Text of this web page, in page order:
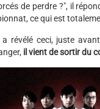
de perdre ?", il
ce qui est
révélé ceci, juste
il vient de sortir du